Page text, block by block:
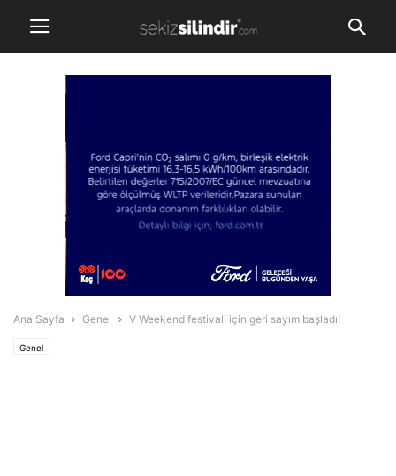
Ana Sayfa Genel V Weekend festivali için geri sayım başladı!
Genel